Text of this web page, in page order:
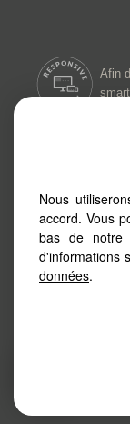
Afin
Balaruc Les
Pinet (34850)
Meze (34140)
Marseillan
Nous
accord. Vous
bas de notre
d'informations
données.